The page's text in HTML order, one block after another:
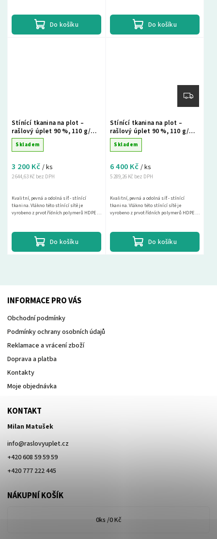
Do košíku Do košíku
Stínící tkanina na plot –
rašlový úplet 90 %, 110 g/m²,
200 cm × 50 m, zelená
Skladem
2 644,63 Kč bez DPH
3 200 Kč / ks
Do košíku
Kvalitní, pevná a odolná síť - stínící
tkanina. Vlákno této stínící sítě je
vyrobeno z prvotřídních polymerů HDPE s
Stínící tkanina na plot –
rašlový úplet 90 %, 110 g/m²,
200 cm × 100 m, zelená
Skladem
5 289,26 Kč bez DPH
6 400 Kč / ks
Do košíku
Kvalitní, pevná a odolná síť - stínící
tkanina. Vlákno této stínící sítě je
vyrobeno z prvotřídních polymerů HDPE s
INFORMACE PRO VÁS
Obchodní podmínky
Podmínky ochrany osobních údajů
Reklamace a vrácení zboží
Doprava a platba
Kontakty
Moje objednávka
KONTAKT
Milan Matušek
info@raslovyuplet.cz
+420 608 59 59 59
+420 777 222 445
NÁKUPNÍ KOŠÍK
0ks /0 Kč